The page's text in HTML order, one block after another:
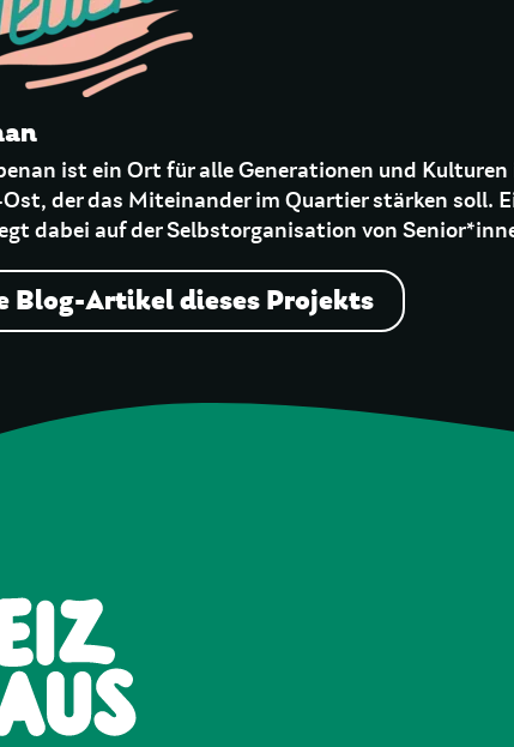
ist ein Ort für alle Generationen und Kulturen
der das Miteinander im Quartier stärken soll.
dabei auf der Selbstorganisation von
Blog-Artikel dieses Projekts